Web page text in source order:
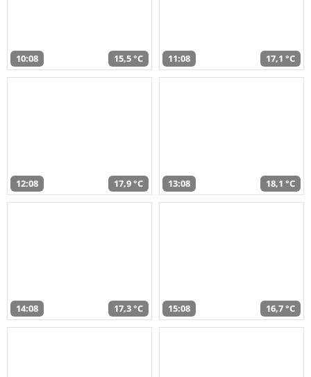
10:08 15,5 °C 11:08 17,1 °C
12:08 17,9 °C 13:08 18,1 °C
14:08 17,3 °C 15:08 16,7 °C